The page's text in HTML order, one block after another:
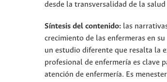
desde la transversalidad de la
Síntesis del contenido: las
crecimiento de las enfermeras en
un estudio diferente que resalta la
profesional de enfermería es clave
atención de enfermería. Es